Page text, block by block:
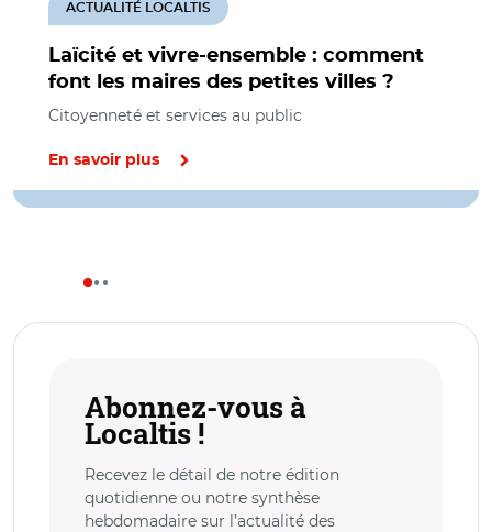
Laïcité et vivre-ensemble : comment
font les maires des petites villes ?
ACTUALITÉ LOCALTIS
Citoyenneté et services au public
En savoir plus
Abonnez-vous à
Localtis !
Recevez le détail de notre édition
quotidienne ou notre synthèse
hebdomadaire sur l’actualité des